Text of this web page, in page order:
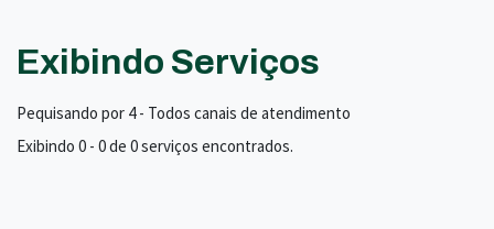
Exibindo Serviços
Pequisando por 4 - Todos canais de atendimento
Exibindo 0 - 0 de 0 serviços encontrados.